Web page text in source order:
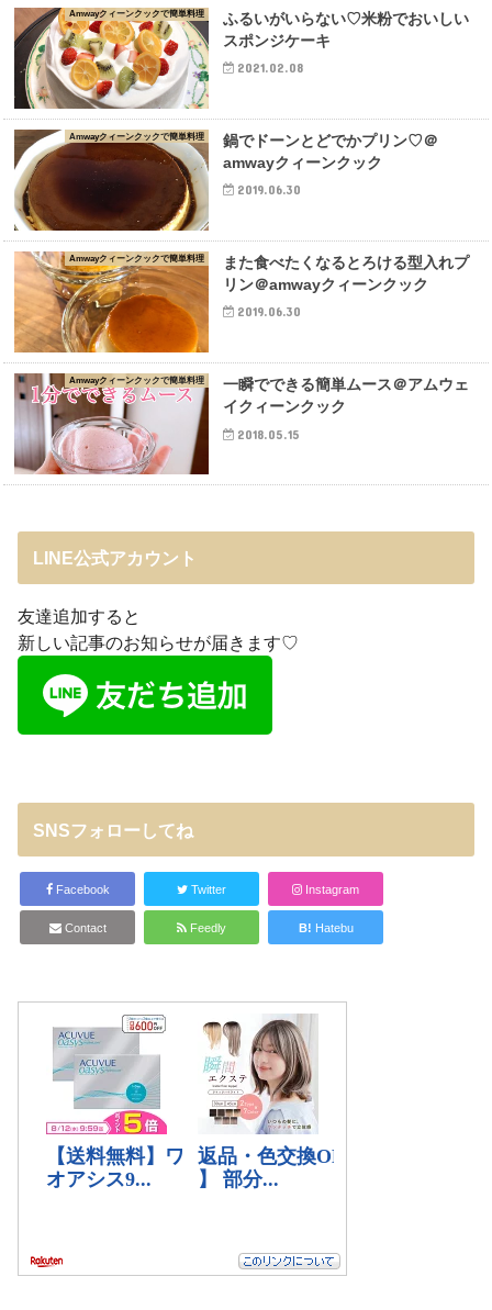
Amwayクィーンクックで簡単料理
ふるいがいらない♡米粉でおいしい
スポンジケーキ
2021.02.08
Amwayクィーンクックで簡単料理
鍋でドーンとどでかプリン♡＠
amwayクィーンクック
2019.06.30
Amwayクィーンクックで簡単料理
また食べたくなるとろける型入れプ
リン＠amwayクィーンクック
2019.06.30
Amwayクィーンクックで簡単料理
一瞬でできる簡単ムース＠アムウェ
イクィーンクック
2018.05.15
LINE公式アカウント
友達追加すると
新しい記事のお知らせが届きます♡
SNSフォローしてね
Facebook Twitter Instagram
Contact Feedly B! Hatebu